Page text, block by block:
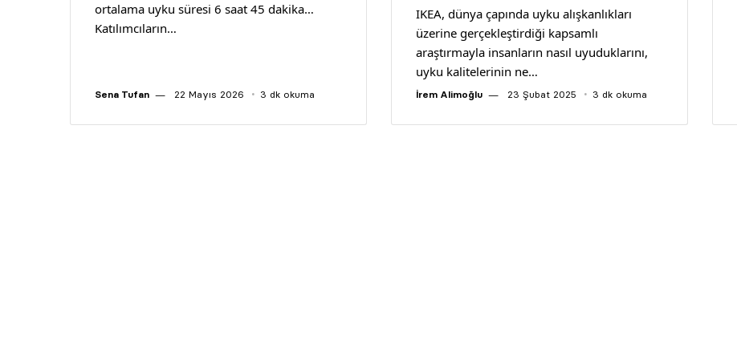
ortalama uyku süresi 6 saat 45 dakika…
Katılımcıların…
Sena Tufan 22 Mayıs 2026 3 dk okuma
IKEA, dünya çapında uyku alışkanlıkları
üzerine gerçekleştirdiği kapsamlı
araştırmayla insanların nasıl uyuduklarını,
uyku kalitelerinin ne…
İrem Alimoğlu 23 Şubat 2025 3 dk okuma